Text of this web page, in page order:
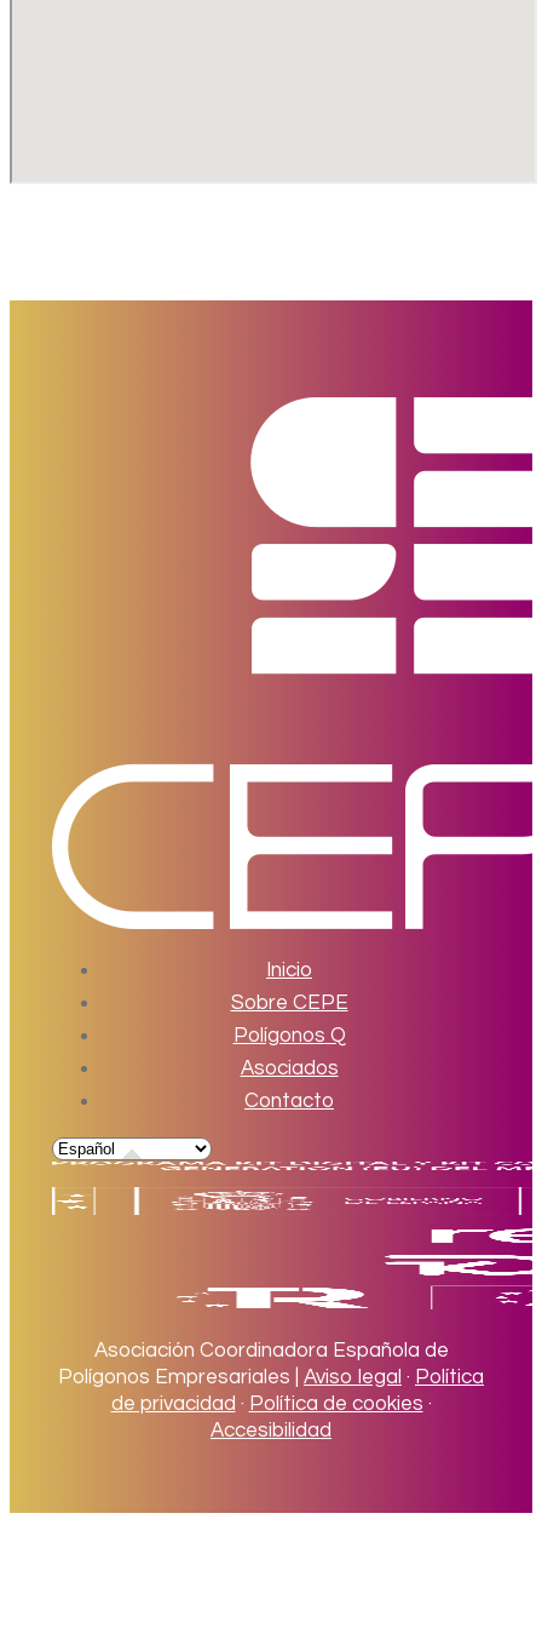
Inicio
Sobre CEPE
Polígonos Q
Asociados
Contacto
Asociación Coordinadora Española de
Polígonos Empresariales | Aviso legal · Política
de privacidad · Política de cookies ·
Accesibilidad